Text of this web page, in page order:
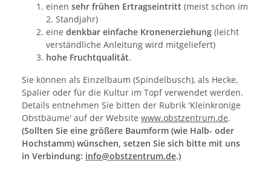
einen sehr frühen Ertragseintritt (meist schon im
2. Standjahr)
eine denkbar einfache Kronenerziehung (leicht
verständliche Anleitung wird mitgeliefert)
hohe Fruchtqualität.
Sie können als Einzelbaum (Spindelbusch), als Hecke,
Spalier oder für die Kultur im Topf verwendet werden.
Details entnehmen Sie bitten der Rubrik 'Kleinkronige
Obstbäume' auf der Website www.obstzentrum.de.
(Sollten Sie eine größere Baumform (wie Halb- oder
Hochstamm) wünschen, setzen Sie sich bitte mit uns
in Verbindung: info@obstzentrum.de.)